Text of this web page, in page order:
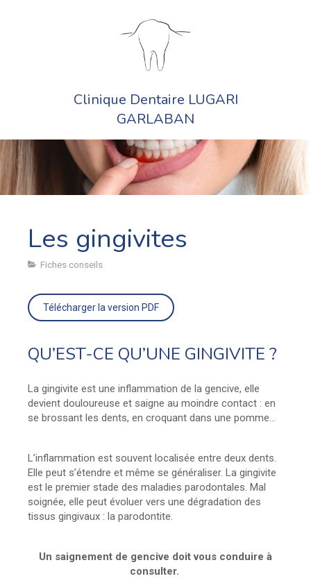
Clinique Dentaire LUGARI
GARLABAN
Les gingivites
Fiches conseils
Télécharger la version PDF
QU’EST-CE QU’UNE GINGIVITE ?
La gingivite est une inflammation de la gencive, elle
devient douloureuse et saigne au moindre contact : en
se brossant les dents, en croquant dans une pomme...
L’inflammation est souvent localisée entre deux dents.
Elle peut s’étendre et même se généraliser. La gingivite
est le premier stade des maladies parodontales. Mal
soignée, elle peut évoluer vers une dégradation des
tissus gingivaux : la parodontite.
Un saignement de gencive doit vous conduire à
consulter.